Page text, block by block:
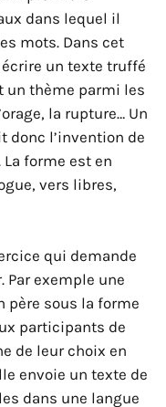
dans lequel il
mots. Dans cet
un texte truffé
un thème parmi les
la rupture… Un
donc l’invention de
forme est en
vers libres,
qui demande
Par exemple une
père sous la forme
participants de
de leur choix en
envoie un texte de
dans une langue